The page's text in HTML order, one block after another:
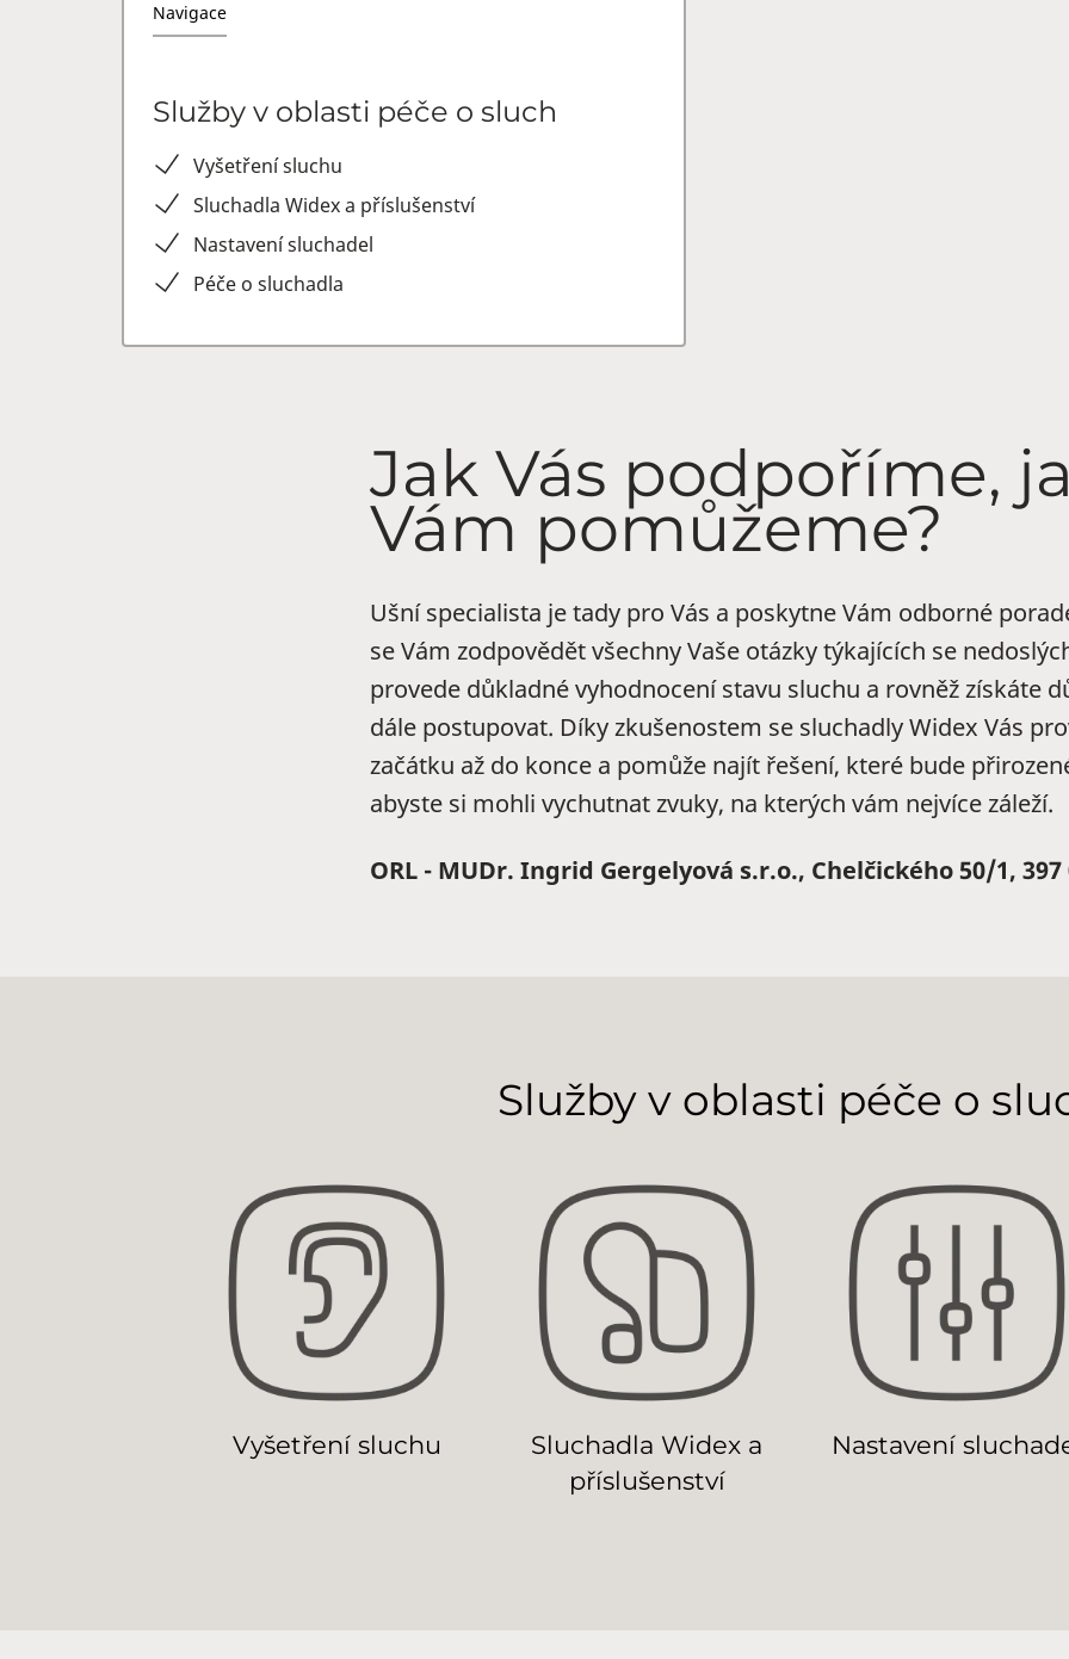
Navigace
Služby v oblasti péče o sluch
Vyšetření sluchu
Sluchadla Widex a příslušenství
Nastavení sluchadel
Péče o sluchadla
Jak Vás podpoříme,
Vám pomůžeme?
Ušní specialista je tady pro Vás a poskytne Vám odborné
se Vám zodpovědět všechny Vaše otázky týkajících se
provede důkladné vyhodnocení stavu sluchu a rovněž získáte
dále postupovat. Díky zkušenostem se sluchadly Widex Vás
začátku až do konce a pomůže najít řešení, které bude
abyste si mohli vychutnat zvuky, na kterých vám nejvíce záleží.
ORL - MUDr. Ingrid Gergelyová s.r.o., Chelčického 50/1, 397
Služby v oblasti péče o
Vyšetření sluchu
Sluchadla Widex a
příslušenství
Nastavení